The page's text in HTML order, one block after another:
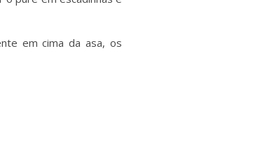
em cima da asa, os